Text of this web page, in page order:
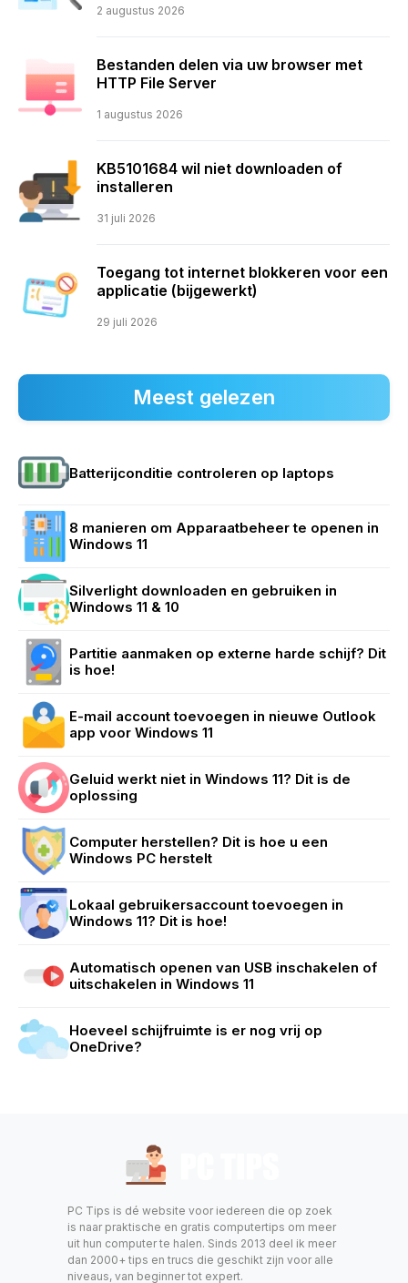
2 augustus 2026
Bestanden delen via uw browser met
HTTP File Server
1 augustus 2026
KB5101684 wil niet downloaden of
installeren
31 juli 2026
Toegang tot internet blokkeren voor een
applicatie (bijgewerkt)
29 juli 2026
Meest gelezen
Batterijconditie controleren op laptops
8 manieren om Apparaatbeheer te openen in
Windows 11
Silverlight downloaden en gebruiken in
Windows 11 & 10
Partitie aanmaken op externe harde schijf? Dit
is hoe!
E-mail account toevoegen in nieuwe Outlook
app voor Windows 11
Geluid werkt niet in Windows 11? Dit is de
oplossing
Computer herstellen? Dit is hoe u een
Windows PC herstelt
Lokaal gebruikersaccount toevoegen in
Windows 11? Dit is hoe!
Automatisch openen van USB inschakelen of
uitschakelen in Windows 11
Hoeveel schijfruimte is er nog vrij op
OneDrive?
PC Tips is dé website voor iedereen die op zoek
is naar praktische en gratis computertips om meer
uit hun computer te halen. Sinds 2013 deel ik meer
dan 2000+ tips en trucs die geschikt zijn voor alle
niveaus, van beginner tot expert.